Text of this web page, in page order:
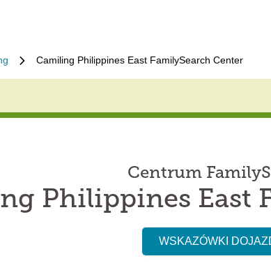
Camiling Philippines East FamilySearch Center
Centrum
Philippines East
WSKAZÓWKI